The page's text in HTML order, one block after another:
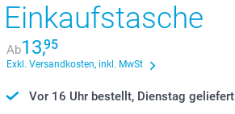
Einkaufstasche
Ab13,95
Exkl. Versandkosten, inkl. MwSt
Vor 16 Uhr bestellt, Dienstag geliefert